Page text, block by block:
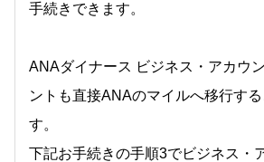
手続きできます。
ANAダイナース ビジネス・アカウ
ントも直接ANAのマイルへ移行す
す。
下記お手続きの手順3でビジネス・